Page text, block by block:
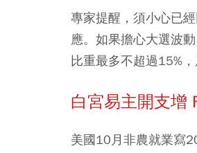
專家提醒，須小心已
應。如果擔心大選波
比重最多不超過15%
白宮易主開支增
美國10月非農就業寫